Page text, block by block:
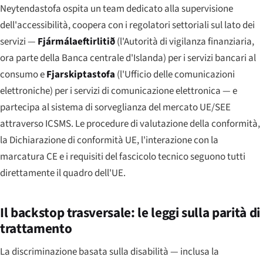
Neytendastofa ospita un team dedicato alla supervisione
dell'accessibilità, coopera con i regolatori settoriali sul lato dei
servizi — Fjármálaeftirlitið(l'Autorità di vigilanza finanziaria,
ora parte della Banca centrale d'Islanda) per i servizi bancari al
consumo eFjarskiptastofa (l'Ufficio delle comunicazioni
elettroniche) per i servizi di comunicazione elettronica — e
partecipa al sistema di sorveglianza del mercato UE/SEE
attraverso ICSMS. Le procedure di valutazione della conformità,
la Dichiarazione di conformità UE, l'interazione con la
marcatura CE e i requisiti del fascicolo tecnico seguono tutti
direttamente il quadro dell'UE.
Il backstop trasversale: le leggi sulla parità di
trattamento
La discriminazione basata sulla disabilità — inclusa la